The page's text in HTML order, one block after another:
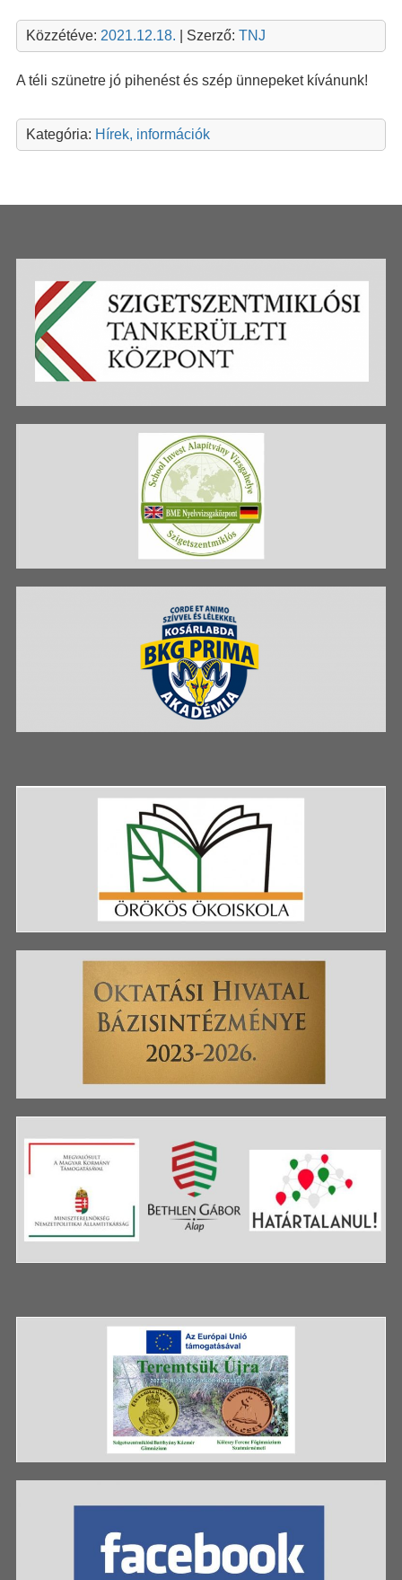
Közzétéve: 2021.12.18. | Szerző: TNJ
A téli szünetre jó pihenést és szép ünnepeket kívánunk!
Kategória: Hírek, információk